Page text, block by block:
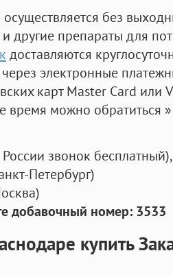
без
другие препараты для
доставляются
электронные
карт Master Card или
время можно обратиться
звонок бесплатный),
Петербург)
добавочный номер: 3533
купить